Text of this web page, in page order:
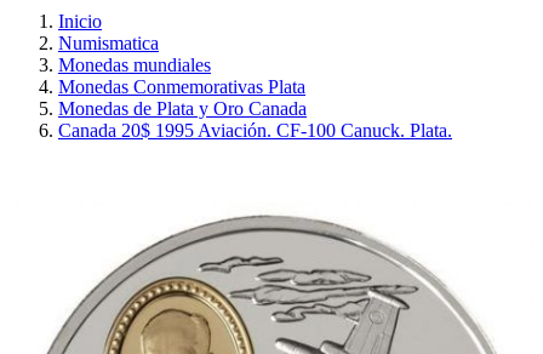
Inicio
Numismatica
Monedas mundiales
Monedas Conmemorativas Plata
Monedas de Plata y Oro Canada
Canada 20$ 1995 Aviación. CF-100 Canuck. Plata.